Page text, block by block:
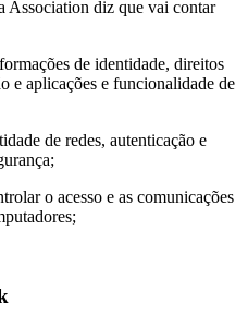
Association diz que vai contar
de identidade, direitos
e aplicações e funcionalidade de
de redes, autenticação e
o acesso e as comunicações